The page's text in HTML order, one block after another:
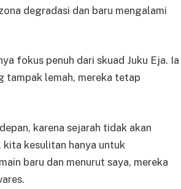
degradasi dan baru mengalami
fokus penuh dari skuad Juku Eja. Ia
tampak lemah, mereka tetap
karena sejarah tidak akan
kesulitan hanya untuk
baru dan menurut saya, mereka